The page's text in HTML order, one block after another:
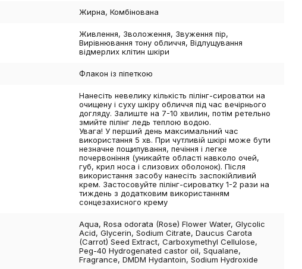
Жирна, Комбінована
Живлення, Зволоження, Звуження пір,
Вирівнювання тону обличчя, Відлущування
відмерлих клітин шкіри
Флакон із піпеткою
Нанесіть невелику кількість пілінг-сироватки на
очищену і суху шкіру обличчя під час вечірнього
догляду. Залиште на 7-10 хвилин, потім ретельно
змийте пілінг ледь теплою водою.
Увага! У перший день максимальний час
використання 5 хв. При чутливій шкірі може бути
незначне пощипування, печіння і легке
почервоніння (уникайте області навколо очей,
губ, крил носа і слизових оболонок). Після
використання засобу нанесіть заспокійливий
крем. Застосовуйте пілінг-сироватку 1-2 рази на
тиждень з додатковим використанням
сонцезахисного крему
Aqua, Rosa odorata (Rose) Flower Water, Glycolic
Acid, Glycerin, Sodium Citrate, Daucus Carota
(Carrot) Seed Extract, Carboxymethyl Cellulose,
Peg-40 Hydrogenated castor oil, Squalane,
Fragrance, DMDM Hydantoin, Sodium Hydroxide